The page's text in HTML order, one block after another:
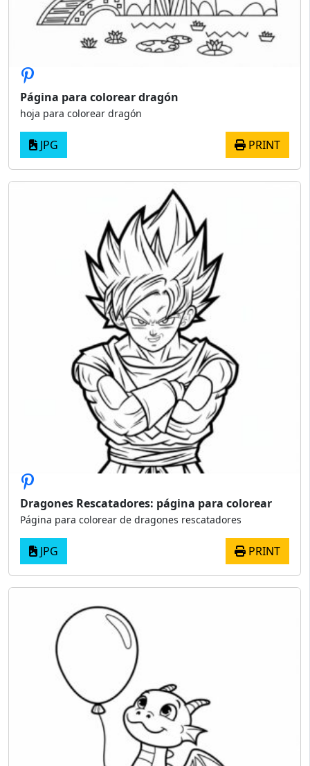
Página para colorear dragón
hoja para colorear dragón
JPG PRINT
Dragones Rescatadores: página para colorear
Página para colorear de dragones rescatadores
JPG PRINT